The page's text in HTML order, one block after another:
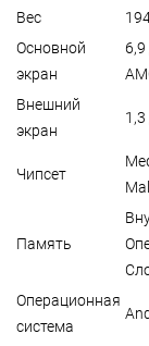
Вес
Основной
экран
6,9
Внешний
экран
Чипсет
Память
Операционная
система